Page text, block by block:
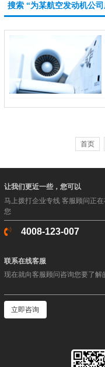
搜索 “为某航空发动机公
首页
让我们更近一些，您可以
马上拨打企业专线 客服顾问正
您
4008-123-007
联系在线客服
现在就向客服顾问咨询您要了解
立即咨询